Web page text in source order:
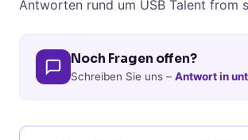
Antworten rund um USB Talent from
Noch Fragen offen?
Schreiben Sie uns – Antwort in